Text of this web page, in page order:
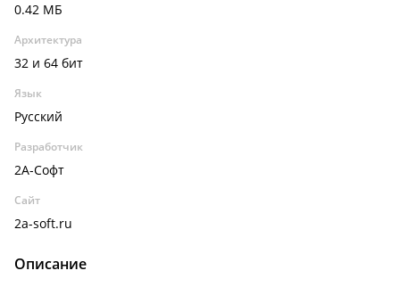
0.42 МБ
Архитектура
32 и 64 бит
Язык
Русский
Разработчик
2А-Софт
Сайт
2a-soft.ru
Описание